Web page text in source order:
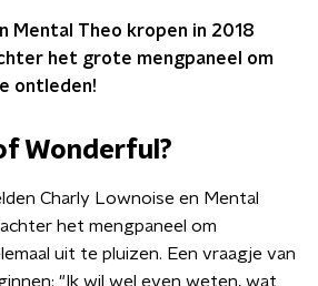
Mental Theo kropen in 2018
het grote mengpaneel om
ontleden!
Wonderful?
Charly Lownoise en Mental
het mengpaneel om
uit te pluizen. Een vraagje van
"Ik wil wel even weten, wat